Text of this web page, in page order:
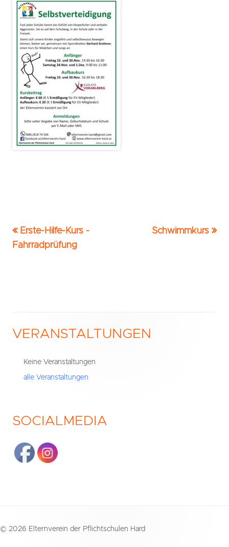
Beitrags-
Vorheriger
Beitrag:
Erste-Hilfe-Kurs -
Fahrradprüfung
Nächster
Schwimmkurs
Haupt-
Seitenleiste
VERANSTALTUNGEN
Keine Veranstaltungen
alle Veranstaltungen
SOCIALMEDIA
Inhalt
© 2026 Elternverein der Pflichtschulen Hard